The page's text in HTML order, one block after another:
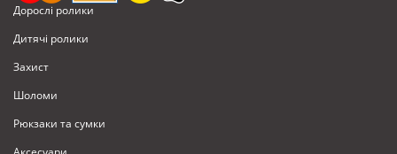
Дорослі ролики
Дитячі ролики
Захист
Шоломи
Рюкзаки та сумки